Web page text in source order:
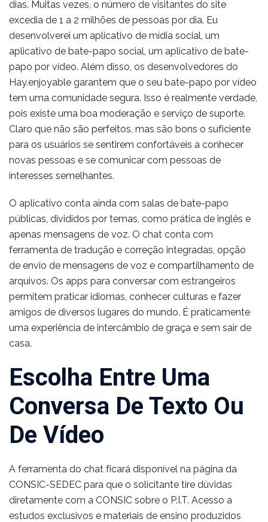
dias. Muitas vezes, o número de visitantes do site
excedia de 1 a 2 milhões de pessoas por dia. Eu
desenvolverei um aplicativo de mídia social, um
aplicativo de bate-papo social, um aplicativo de bate-
papo por vídeo. Além disso, os desenvolvedores do
Hay.enjoyable garantem que o seu bate-papo por vídeo
tem uma comunidade segura. Isso é realmente verdade,
pois existe uma boa moderação e serviço de suporte.
Claro que não são perfeitos, mas são bons o suficiente
para os usuários se sentirem confortáveis a conhecer
novas pessoas e se comunicar com pessoas de
interesses semelhantes.
O aplicativo conta ainda com salas de bate-papo
públicas, divididos por temas, como prática de inglês e
apenas mensagens de voz. O chat conta com
ferramenta de tradução e correção integradas, opção
de envio de mensagens de voz e compartilhamento de
arquivos. Os apps para conversar com estrangeiros
permitem praticar idiomas, conhecer culturas e fazer
amigos de diversos lugares do mundo. É praticamente
uma experiência de intercâmbio de graça e sem sair de
casa.
Escolha Entre Uma
Conversa De Texto Ou
De Vídeo
A ferramenta do chat ficará disponível na página da
CONSIC-SEDEC para que o solicitante tire dúvidas
diretamente com a CONSIC sobre o P.I.T. Acesso a
estudos exclusivos e materiais de ensino produzidos